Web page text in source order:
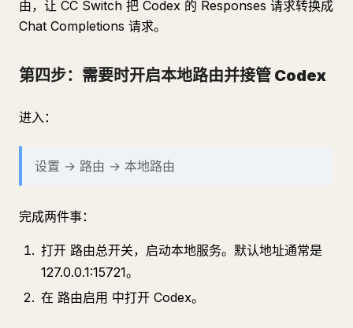
由，让 CC Switch 把 Codex 的 Responses 请求转换成
Chat Completions 请求。
第四步：需要时开启本地路由并接管 Codex
进入：
设置 → 路由 → 本地路由
完成两件事：
打开 路由总开关，启动本地服务。默认地址通常是
127.0.0.1:15721。
在 路由启用 中打开 Codex。